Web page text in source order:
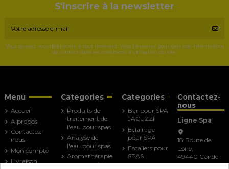
S'inscrire à la newsletter
Vous pouvez vous désinscrire à tout moment. Vous trouverez pour cela nos informations
de contact dans les conditions d'utilisation du site.
Menu
Accueil
A propos
Contactez-
nous
Mon compte
Livraison
Categories
Produits de
traitement de
l'eau pour spas
Analyse de
l'eau pour spas
Aromathérapie
pour spa et
Categories
Bar pour SPA
JACUZZI
Eclairage
pour SPA
Escaliers pour
SPAS
Contactez-
nous
Ligne Spa
18 Route de
Loire,
49440 Candé
FRANCE